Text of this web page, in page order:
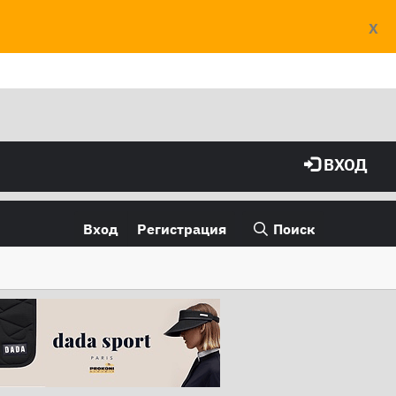
X
ВХОД
Вход Регистрация Поиск